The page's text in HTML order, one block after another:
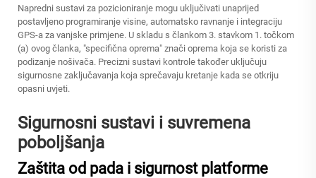
Napredni sustavi za pozicioniranje mogu uključivati unaprijed
postavljeno programiranje visine, automatsko ravnanje i integraciju
GPS-a za vanjske primjene. U skladu s člankom 3. stavkom 1. točkom
(a) ovog članka, "specifična oprema" znači oprema koja se koristi za
podizanje nošivača. Precizni sustavi kontrole također uključuju
sigurnosne zaključavanja koja sprečavaju kretanje kada se otkriju
opasni uvjeti.
Sigurnosni sustavi i suvremena
poboljšanja
Zaštita od pada i sigurnost platforme